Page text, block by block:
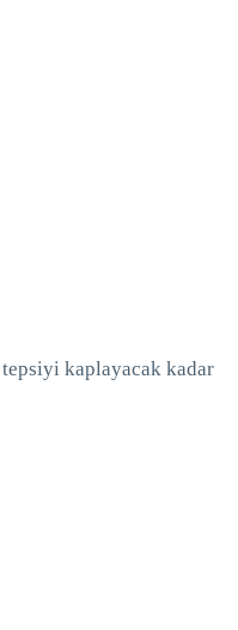
tepsiyi kaplayacak kadar